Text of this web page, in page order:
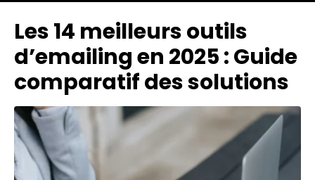
Les 14 meilleurs outils
d’emailing en 2025 : Guide
comparatif des solutions